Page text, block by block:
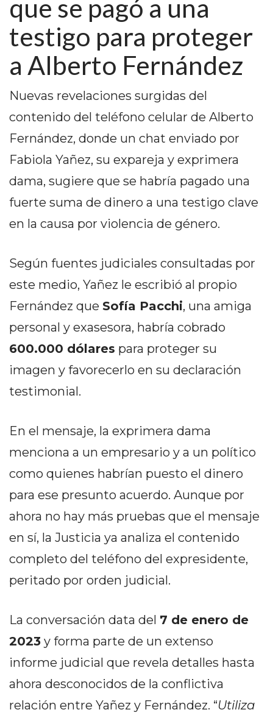
PEDIDOS POR WHATSAPP
TIENDA ONLINE GRATIS
EN ARGENTINA:
VENTA POR WHATSAPP
CÓMO RECIBIR PEDIDOS
DE COMIDA POR
WHATSAPP: LA GUÍA
DEFINITIVA PARA
DELIVERIES
CÓMO ORGANIZAR LOS
PEDIDOS DE DELIVERY
POR WHATSAPP SIN QUE
SE TE PIERDA NINGUNO
AYUDA
CONDICIONES
POLÍTICAS
DE
MAPA
DEL
DIARIO
DEL
DIA
DIARIO
que se pagó a una
testigo para proteger
a Alberto Fernández
Nuevas revelaciones surgidas del
contenido del teléfono celular de Alberto
Fernández, donde un chat enviado por
Fabiola Yañez, su expareja y exprimera
dama, sugiere que se habría pagado una
fuerte suma de dinero a una testigo clave
en la causa por violencia de género.
Según fuentes judiciales consultadas por
este medio, Yañez le escribió al propio
Fernández que Sofía Pacchi, una amiga
personal y exasesora, habría cobrado
600.000 dólares para proteger su
imagen y favorecerlo en su declaración
testimonial.
En el mensaje, la exprimera dama
menciona a un empresario y a un político
como quienes habrían puesto el dinero
para ese presunto acuerdo. Aunque por
ahora no hay más pruebas que el mensaje
en sí, la Justicia ya analiza el contenido
completo del teléfono del expresidente,
peritado por orden judicial.
La conversación data del 7 de enero de
2023 y forma parte de un extenso
informe judicial que revela detalles hasta
ahora desconocidos de la conflictiva
relación entre Yañez y Fernández. “Utiliza